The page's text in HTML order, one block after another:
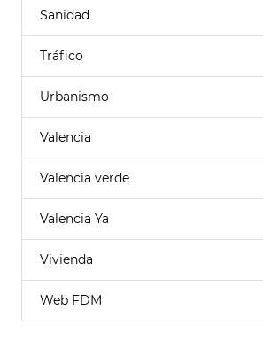
Sanidad
Tráfico
Urbanismo
Valencia
Valencia verde
Valencia Ya
Vivienda
Web FDM